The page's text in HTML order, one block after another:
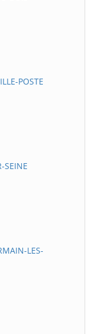
POSTE
LES-